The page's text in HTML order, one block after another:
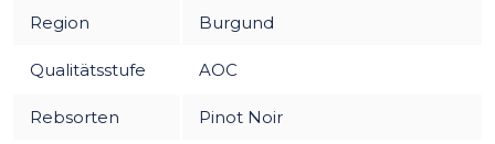
Region Burgund
Qualitätsstufe AOC
Rebsorten Pinot Noir